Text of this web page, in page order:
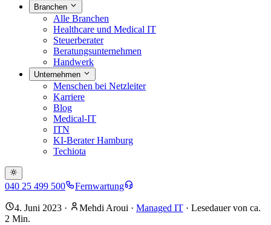
Branchen
Alle Branchen
Healthcare und Medical IT
Steuerberater
Beratungsunternehmen
Handwerk
Unternehmen
Menschen bei Netzleiter
Karriere
Blog
Medical-IT
ITN
KI-Berater Hamburg
Techiota
040 25 499 500 Fernwartung
4. Juni 2023 · Mehdi Aroui · Managed IT · Lesedauer von ca.
2 Min.